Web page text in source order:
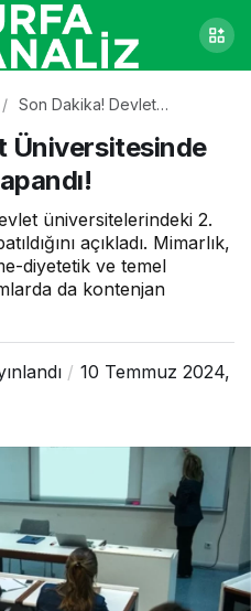
Son Dakika! Devlet
Öğretimler Kapandı!
Üniversitesinde
üniversitelerindeki 2.
açıkladı. Mimarlık,
diyetetik ve temel
da kontenjan
10 Temmuz 2024,
0